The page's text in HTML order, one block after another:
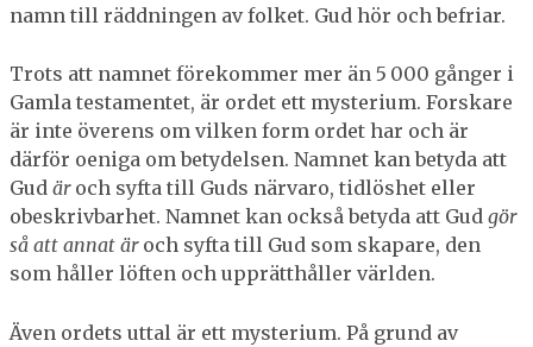
namn till räddningen av folket. Gud hör och befriar.
Trots att namnet förekommer mer än 5 000 gånger i
Gamla testamentet, är ordet ett mysterium. Forskare
är inte överens om vilken form ordet har och är
därför oeniga om betydelsen. Namnet kan betyda att
Gudäroch syfta till Guds närvaro, tidlöshet eller
obeskrivbarhet. Namnet kan också betyda att Gudgör
så att annat äroch syfta till Gud som skapare, den
som håller löften och upprätthåller världen.
Även ordets uttal är ett mysterium. På grund av